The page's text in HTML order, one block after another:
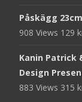
Påskägg
908 Views 129
Kanin Patrick
Design
883 Views 315